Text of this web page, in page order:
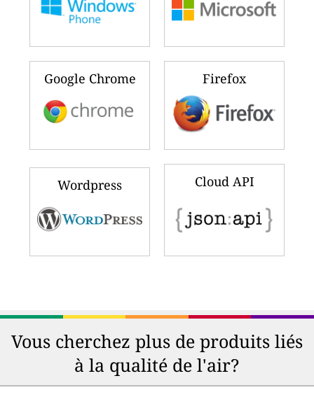
Google Chrome Firefox
Wordpress Cloud API
Vous cherchez plus de produits liés
à la qualité de l'air?